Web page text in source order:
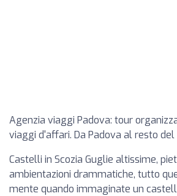
Agenzia viaggi Padova: tour
viaggi d'affari. Da Padova al resto del
Castelli in Scozia Guglie altissime,
ambientazioni drammatiche, tutto
mente quando immaginate un